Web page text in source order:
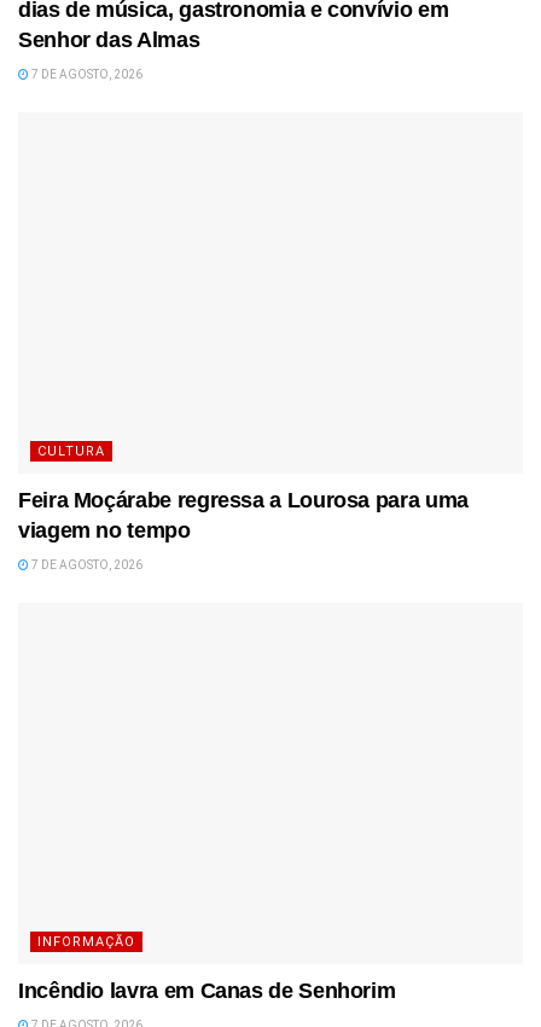
dias de música, gastronomia e convívio em
Senhor das Almas
7 DE AGOSTO, 2026
CULTURA
Feira Moçárabe regressa a Lourosa para uma
viagem no tempo
7 DE AGOSTO, 2026
INFORMAÇÃO
Incêndio lavra em Canas de Senhorim